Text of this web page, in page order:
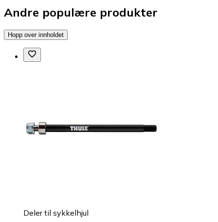
Andre populære produkter
Hopp over innholdet
Deler til sykkelhjul